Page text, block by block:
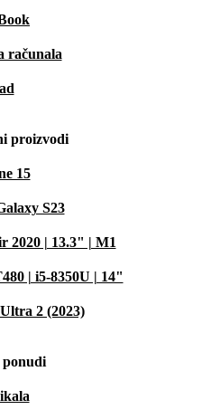
računala
proizvodi
15
S23
2020 | 13.3" | M1
| i5-8350U | 14"
2 (2023)
ponudi